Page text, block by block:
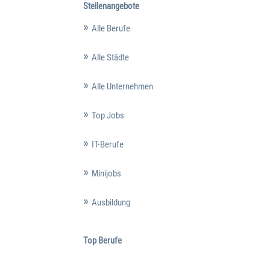
Stellenangebote
Alle Berufe
Alle Städte
Alle Unternehmen
Top Jobs
IT-Berufe
Minijobs
Ausbildung
Top Berufe